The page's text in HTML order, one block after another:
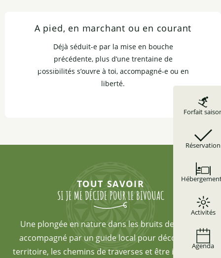
Forfait
Réservation
Activités
Agenda
A pied, en marchant ou en courant
Déjà séduit-e par la mise en bouche
précédente, plus d’une trentaine de
possibilités s’ouvre à toi, accompagné-e ou en
liberté.
TOUT SAVOIR
SI JE ME DÉCIDE POUR LE BIVOUAC
Une plongée en nature dans les bruits de la nuit,
accompagné par un guide local pour découvrir le
territoire, les chemins de traverses et être initié à un